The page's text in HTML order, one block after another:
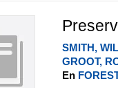
SMITH,
GROOT,
En